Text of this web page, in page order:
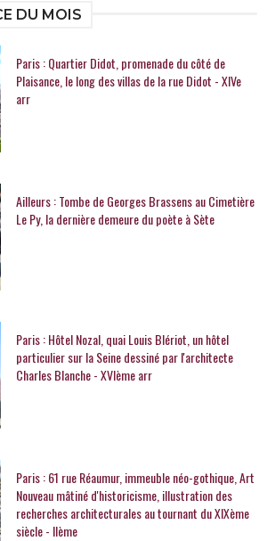
DU MOIS
Paris : Quartier Didot, promenade du côté de
Plaisance, le long des villas de la rue Didot - XIVe
arr
Ailleurs : Tombe de Georges Brassens au Cimetière
Le Py, la dernière demeure du poète à Sète
Paris : Hôtel Nozal, quai Louis Blériot, un hôtel
particulier sur la Seine dessiné par l'architecte
Charles Blanche - XVIème arr
Paris : 61 rue Réaumur, immeuble néo-gothique, Art
Nouveau mâtiné d'historicisme, illustration des
recherches architecturales au tournant du XIXème
siècle - IIème